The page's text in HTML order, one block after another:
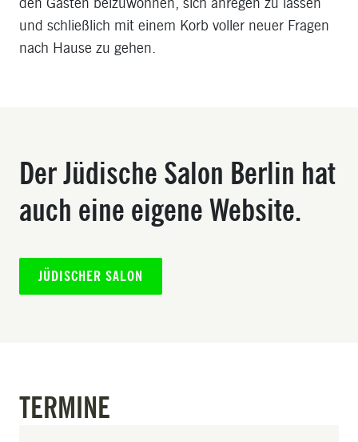
und schließlich mit einem Korb voller neuer Fragen
nach Hause zu gehen.
Der Jüdische Salon Berlin hat
auch eine eigene Website.
JÜDISCHER SALON
TERMINE